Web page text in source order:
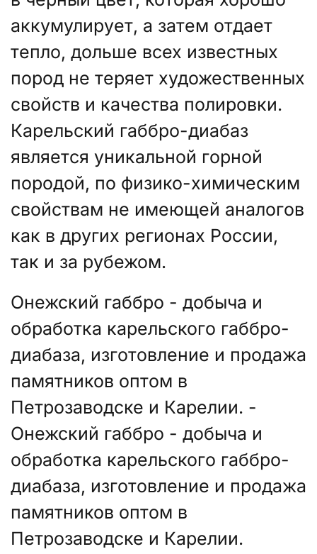
аккумулирует, а затем отдает
тепло, дольше всех известных
пород не теряет художественных
свойств и качества полировки.
Карельский габбро-диабаз
является уникальной горной
породой, по физико-химическим
свойствам не имеющей аналогов
как в других регионах России,
так и за рубежом.
Онежский габбро - добыча и
обработка карельского габбро-
диабаза, изготовление и продажа
памятников оптом в
Петрозаводске и Карелии. -
Онежский габбро - добыча и
обработка карельского габбро-
диабаза, изготовление и продажа
памятников оптом в
Петрозаводске и Карелии.